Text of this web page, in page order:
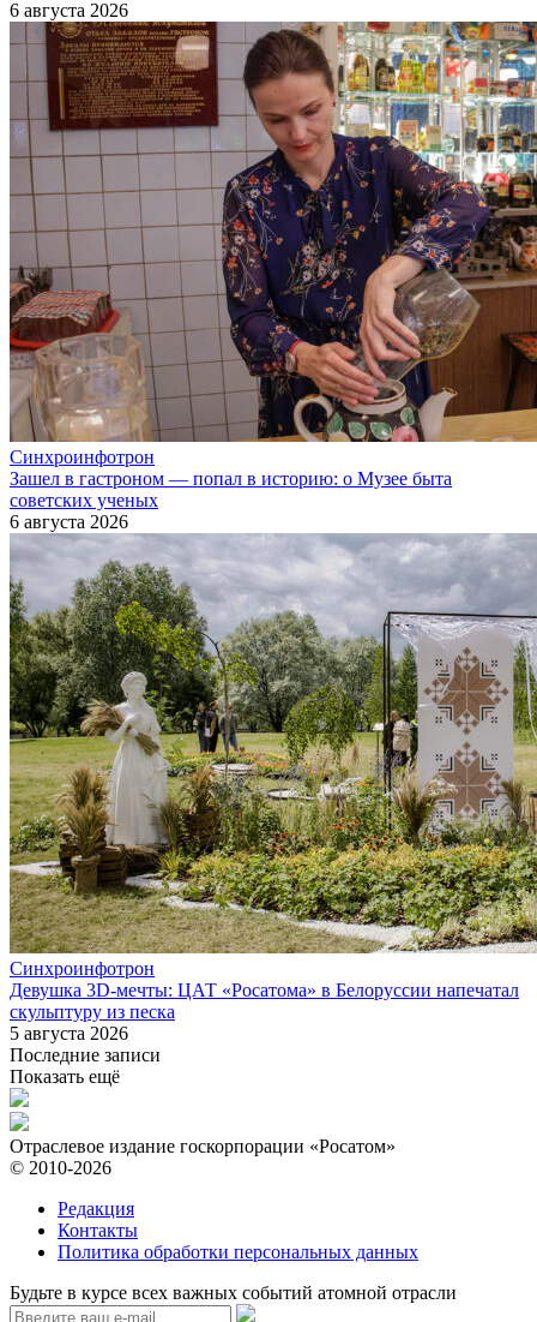
6 августа 2026
Синхроинфотрон
Зашел в гастроном — попал в историю: о Музее быта
советских ученых
6 августа 2026
Синхроинфотрон
Девушка 3D-мечты: ЦАТ «Росатома» в Белоруссии напечатал
скульптуру из песка
5 августа 2026
Последние записи
Показать ещё
Отраслевое издание госкорпорации «Росатом»
© 2010-2026
Редакция
Контакты
Политика обработки персональных данных
Будьте в курсе всех важных событий атомной отрасли